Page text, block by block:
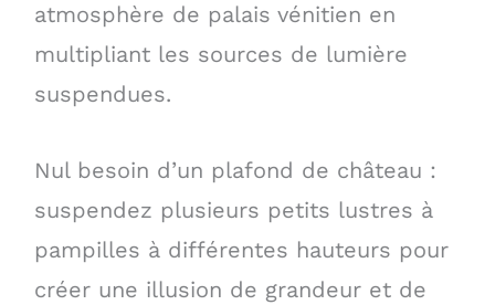
atmosphère de palais vénitien en
multipliant les sources de lumière
suspendues.
Nul besoin d’un plafond de château :
suspendez plusieurs petits lustres à
pampilles à différentes hauteurs pour
créer une illusion de grandeur et de